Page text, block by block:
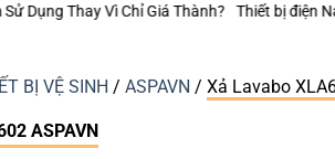
Thiết bị điện Nanoco – Vì sao những công
BỊ VỆ SINH / ASPAVN / Xả Lavabo
ASPAVN